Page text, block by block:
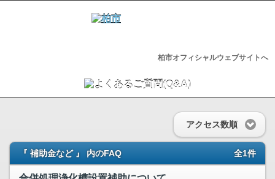
柏市オフィシャルウェブサイトへ
アクセス数順
『 補助金など 』 内のFAQ 全1件